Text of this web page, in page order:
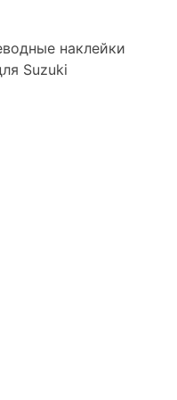
наклейки
Suzuki